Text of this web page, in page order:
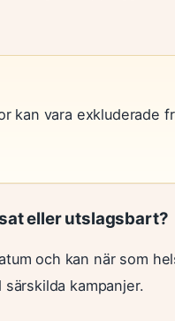
kan vara exkluderade
eller utslagsbart?
och kan när som
kampanjer.